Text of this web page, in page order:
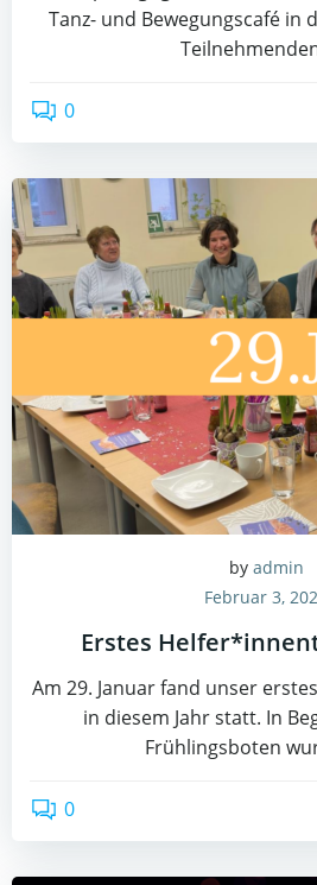
Tanz- und Bewegungscafé in
0
by admin
Februar 3,
Erstes
Am 29. Januar fand unser
in diesem Jahr statt. In
Frühlingsboten
0